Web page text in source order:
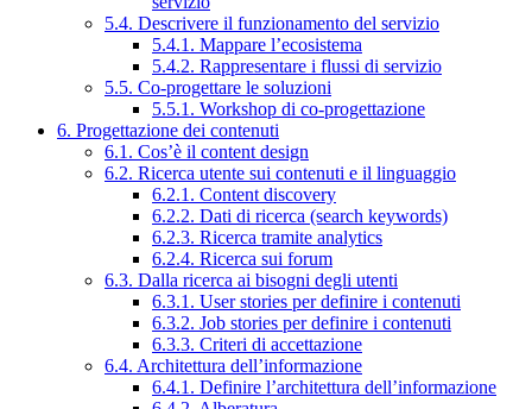
5.4. Descrivere il funzionamento del servizio
5.4.1. Mappare l’ecosistema
5.4.2. Rappresentare i flussi di servizio
5.5. Co-progettare le soluzioni
5.5.1. Workshop di co-progettazione
6. Progettazione dei contenuti
6.1. Cos’è il content design
6.2. Ricerca utente sui contenuti e il linguaggio
6.2.1. Content discovery
6.2.2. Dati di ricerca (search keywords)
6.2.3. Ricerca tramite analytics
6.2.4. Ricerca sui forum
6.3. Dalla ricerca ai bisogni degli utenti
6.3.1. User stories per definire i contenuti
6.3.2. Job stories per definire i contenuti
6.3.3. Criteri di accettazione
6.4. Architettura dell’informazione
6.4.1. Definire l’architettura dell’informazione